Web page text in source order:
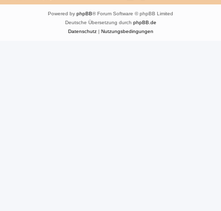
Powered by phpBB® Forum Software © phpBB Limited
Deutsche Übersetzung durch phpBB.de
Datenschutz| Nutzungsbedingungen